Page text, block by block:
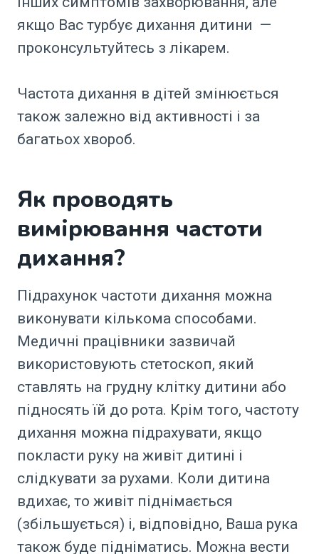
якщо Вас турбує дихання дитини —
проконсультуйтесь з лікарем.
Частота дихання в дітей змінюється
також залежно від активності і за
багатьох хвороб.
Як проводять
вимірювання частоти
дихання?
Підрахунок частоти дихання можна
виконувати кількома способами.
Медичні працівники зазвичай
використовують стетоскоп, який
ставлять на грудну клітку дитини або
підносять їй до рота. Крім того, частоту
дихання можна підрахувати, якщо
покласти руку на живіт дитині і
слідкувати за рухами. Коли дитина
вдихає, то живіт піднімається
(збільшується) і, відповідно, Ваша рука
також буде підніматись. Можна вести